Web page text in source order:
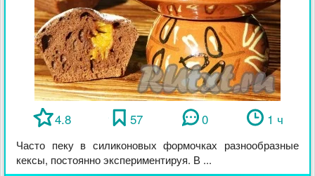
4.8 57 0 1 ч
Часто пеку в силиконовых формочках разнообразные
кексы, постоянно экспериментируя. В ...